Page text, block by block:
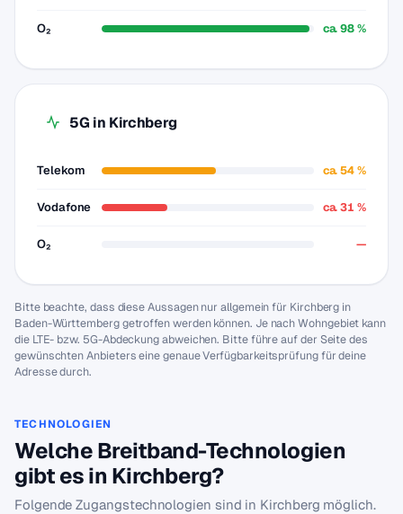
O₂ ca. 98 %
5G in Kirchberg
Telekom ca. 54 %
Vodafone ca. 31 %
O₂ —
Bitte beachte, dass diese Aussagen nur allgemein für Kirchberg in
Baden-Württemberg getroffen werden können. Je nach Wohngebiet kann
die LTE- bzw. 5G-Abdeckung abweichen. Bitte führe auf der Seite des
gewünschten Anbieters eine genaue Verfügbarkeitsprüfung für deine
Adresse durch.
TECHNOLOGIEN
Welche Breitband-Technologien
gibt es in Kirchberg?
Folgende Zugangstechnologien sind in Kirchberg möglich.